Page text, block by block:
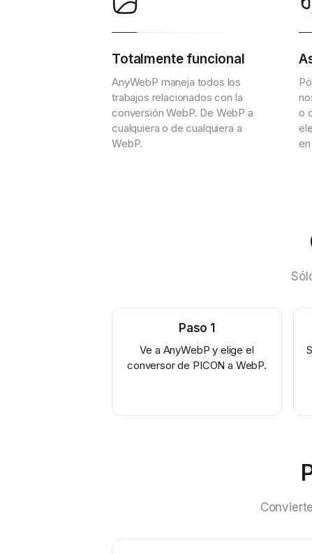
Totalmente funcional
AnyWebP maneja todos los
trabajos relacionados con la
conversión WebP. De WebP a
cualquiera o de cualquiera a
WebP.
o
Paso 1
Ve a AnyWebP y elige el
conversor de PICON a WebP.